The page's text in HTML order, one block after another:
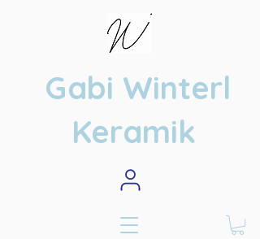
Gabi Winterl
Keramik